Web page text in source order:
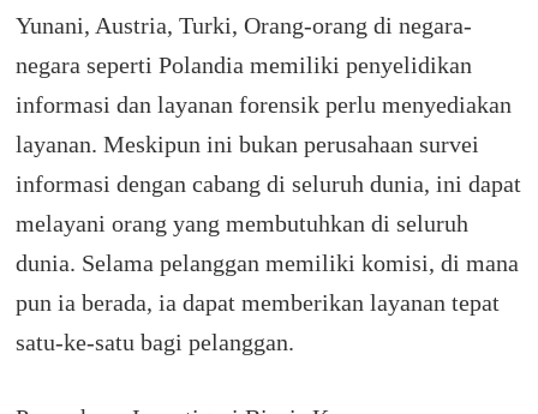
Yunani, Austria, Turki, Orang-orang di negara-
negara seperti Polandia memiliki penyelidikan
informasi dan layanan forensik perlu menyediakan
layanan.Meskipun ini bukan perusahaan survei
informasi dengan cabang di seluruh dunia, ini dapat
melayani orang yang membutuhkan di seluruh
dunia. Selama pelanggan memiliki komisi, di mana
pun ia berada, ia dapat memberikan layanan tepat
satu-ke-satu bagi pelanggan.